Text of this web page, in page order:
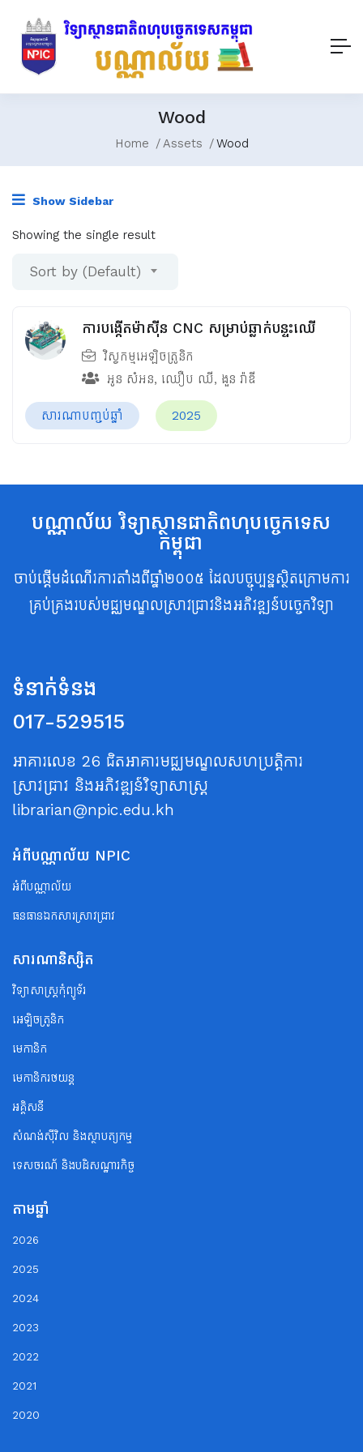
Wood
Home Assets Wood
Show Sidebar
Showing the single result
Sort by (Default)
ការបង្កើតម៉ាស៊ីន CNC សម្រាប់ឆ្លាក់បន្ទះឈើ
វិស្វកម្មអេឡិចត្រូនិក
អូន សំអន, ឈឿប ឈី, ងួន រ៉ាឌី
សារណាបញ្ចប់ឆ្នាំ 2025
បណ្ណាល័យ វិទ្យាស្ថានជាតិពហុបច្ចេកទេស
កម្ពុជា
ចាប់ផ្តើមដំណើរការតាំងពីឆ្នាំ២០០៥ ដែលបច្ចុប្បន្នស្ថិតក្រោមការ
គ្រប់គ្រងរបស់មជ្ឈមណ្ឌលស្រាវជ្រាវនិងអភិវឌ្ឍន៍បច្ចេកវិទ្យា
ទំនាក់ទំនង
017-529515
អាគារលេខ 26 ជិតអាគារមជ្ឈមណ្ឌលសហប្រត្តិការ
ស្រាវជ្រាវ និងអភិវឌ្ឍន៍វិទ្យាសាស្ត្រ
librarian@npic.edu.kh
អំពីបណ្ណាល័យ NPIC
អំពីបណ្ណាល័យ
ធនធានឯកសារស្រាវជ្រាវ
សារណានិស្សិត
វិទ្យាសាស្ត្រកុំព្យូទ័រ
អេឡិចត្រូនិក
មេកានិក
មេកានិករថយន្ត
អគ្គិសនី
សំណង់ស៊ីវិល និងស្ថាបត្យកម្ម
ទេសចរណ័ និងបដិសណ្ឋារកិច្ច
តាមឆ្នាំ
2026
2025
2024
2023
2022
2021
2020